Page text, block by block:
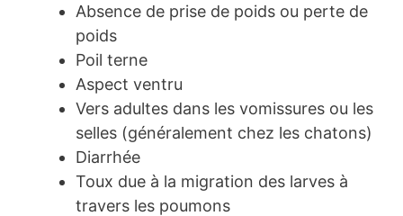
Absence de prise de poids ou perte de
poids
Poil terne
Aspect ventru
Vers adultes dans les vomissures ou les
selles (généralement chez les chatons)
Diarrhée
Toux due à la migration des larves à
travers les poumons